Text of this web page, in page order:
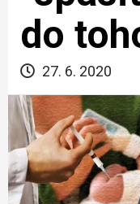
do
27. 6. 2020